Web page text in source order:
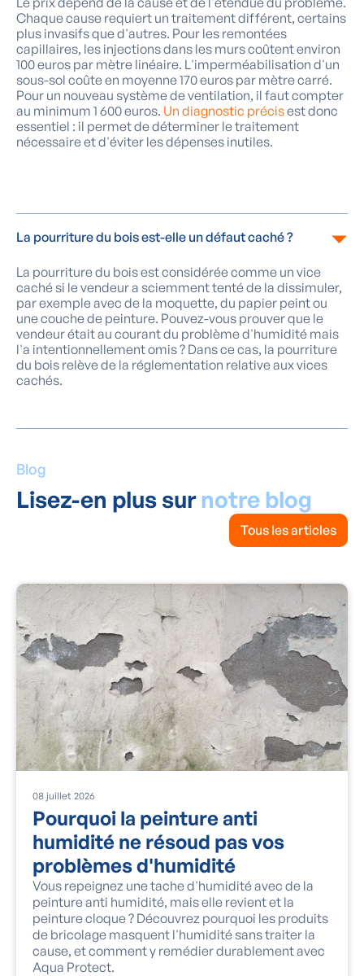
Chaque cause requiert un traitement différent, certains
plus invasifs que d'autres. Pour les remontées
capillaires, les injections dans les murs coûtent environ
100 euros par mètre linéaire. L'imperméabilisation d'un
sous-sol coûte en moyenne 170 euros par mètre carré.
Pour un nouveau système de ventilation, il faut compter
au minimum 1 600 euros. Un diagnostic précisest donc
essentiel : il permet de déterminer le traitement
nécessaire et d'éviter les dépenses inutiles.
La pourriture du bois est-elle un défaut caché ?
La pourriture du bois est considérée comme un vice
caché si le vendeur a sciemment tenté de la dissimuler,
par exemple avec de la moquette, du papier peint ou
une couche de peinture. Pouvez-vous prouver que le
vendeur était au courant du problème d'humidité mais
l'a intentionnellement omis ? Dans ce cas, la pourriture
du bois relève de la réglementation relative aux vices
cachés.
Blog
Lisez-en plus surnotre blog
Tous les articles
08 juillet 2026
Pourquoi la peinture anti
humidité ne résoud pas vos
problèmes d'humidité
Vous repeignez une tache d'humidité avec de la
peinture anti humidité, mais elle revient et la
peinture cloque ? Découvrez pourquoi les produits
de bricolage masquent l'humidité sans traiter la
cause, et comment y remédier durablement avec
Aqua Protect.